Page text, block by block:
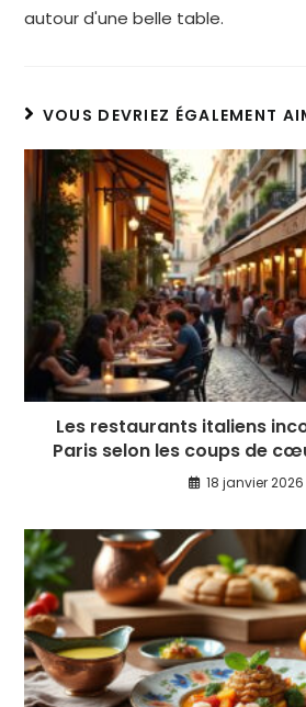
autour d'une belle table.
VOUS DEVRIEZ ÉGALEMENT
Les restaurants italiens
Paris selon les coups de
18 janvier 2026